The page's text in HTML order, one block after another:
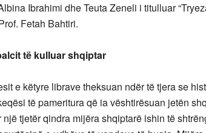
Ibrahimi dhe Teuta Zeneli i titulluar
Fetah Bahtiri.
të kulluar shqiptar
e këtyre librave theksuan ndër të tjera se
të pameritura që ia vështirësuan jetën
një tjetër qindra mijëra shqiptarë ishin të